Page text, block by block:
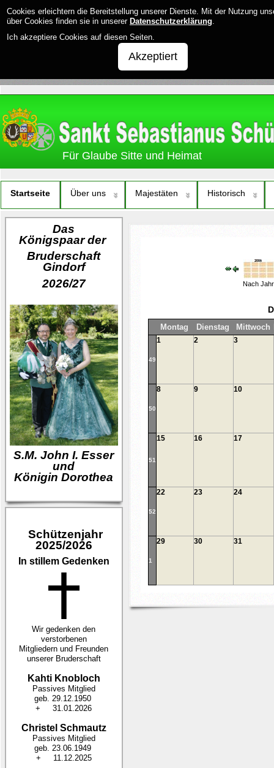
Cookies erleichtern die Bereitstellung unserer Dienste. Mit der Nutzung
über Cookies finden sie in unserer Datenschutzerklärung.
Ich akzeptiere Cookies auf diesen Seiten.
Akzeptiert
Für Glaube Sitte und Heimat
Startseite Über uns Majestäten Historisch
Das
Königspaar der
Bruderschaft
Gindorf
2026/27
S.M. John I. Esser
und
Königin Dorothea
Schützenjahr
2025/2026
In stillem Gedenken
Wir gedenken den
verstorbenen
Mitgliedern und Freunden
unserer Bruderschaft
Kahti Knobloch
Passives Mitglied
geb. 29.12.1950
+ 31.01.2026
Christel Schmautz
Passives Mitglied
geb. 23.06.1949
+ 11.12.2025
Nach Jahr
Montag Dienstag Mittwoch
49
1 2 3
50
8 9 10
51
15 16 17
52
22 23 24
1
29 30 31